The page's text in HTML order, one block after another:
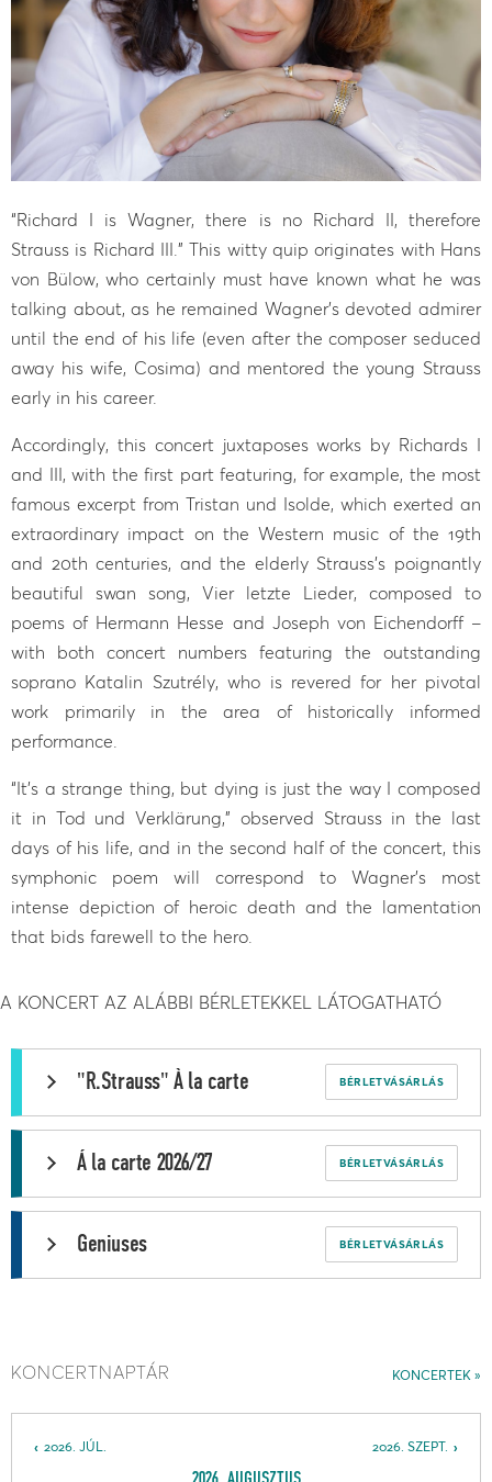
“Richard I is Wagner, there is no Richard II, therefore
Strauss is Richard III.” This witty quip originates with Hans
von Bülow, who certainly must have known what he was
talking about, as he remained Wagner’s devoted admirer
until the end of his life (even after the composer seduced
away his wife, Cosima) and mentored the young Strauss
early in his career.
Accordingly, this concert juxtaposes works by Richards I
and III, with the first part featuring, for example, the most
famous excerpt from Tristan und Isolde, which exerted an
extraordinary impact on the Western music of the 19th
and 20th centuries, and the elderly Strauss’s poignantly
beautiful swan song, Vier letzte Lieder, composed to
poems of Hermann Hesse and Joseph von Eichendorff –
with both concert numbers featuring the outstanding
soprano Katalin Szutrély, who is revered for her pivotal
work primarily in the area of historically informed
performance.
“It’s a strange thing, but dying is just the way I composed
it in Tod und Verklärung,” observed Strauss in the last
days of his life, and in the second half of the concert, this
symphonic poem will correspond to Wagner’s most
intense depiction of heroic death and the lamentation
that bids farewell to the hero.
A KONCERT AZ ALÁBBI BÉRLETEKKEL LÁTOGATHATÓ
BÉRLETVÁSÁRLÁS
"R.Strauss" À la carte
BÉRLETVÁSÁRLÁS
Á la carte 2026/27
BÉRLETVÁSÁRLÁS
Geniuses
KONCERTEK
KONCERTNAPTÁR
2026. SZEPT.
2026. JÚL.